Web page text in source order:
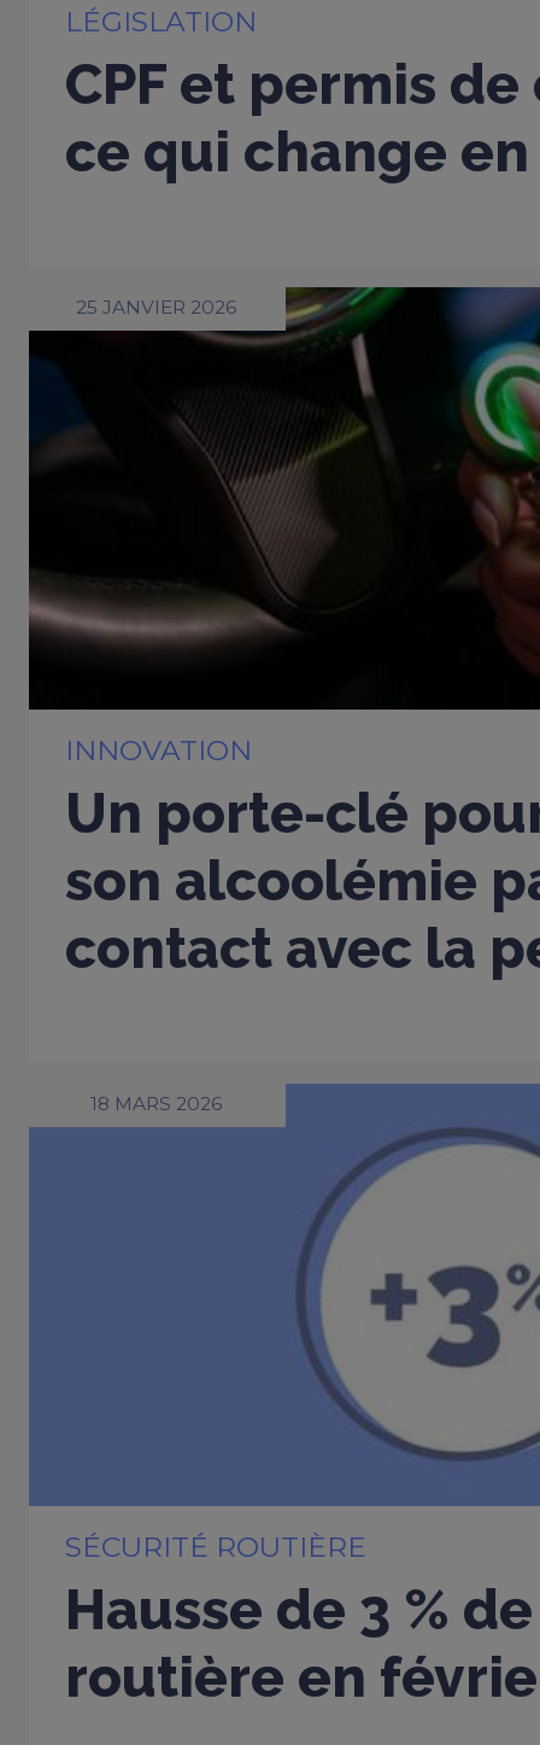
LÉGISLATION
CPF et permis
ce qui change
25 JANVIER 2026
INNOVATION
Un porte-clé
son alcoolémie
contact avec la
18 MARS 2026
SÉCURITÉ ROUTIÈRE
Hausse de 3 %
routière en